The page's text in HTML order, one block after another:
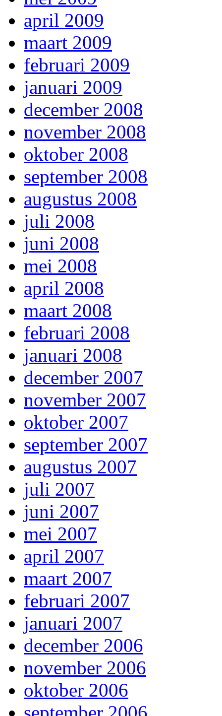
april 2009
maart 2009
februari 2009
januari 2009
december 2008
november 2008
oktober 2008
september 2008
augustus 2008
juli 2008
juni 2008
mei 2008
april 2008
maart 2008
februari 2008
januari 2008
december 2007
november 2007
oktober 2007
september 2007
augustus 2007
juli 2007
juni 2007
mei 2007
april 2007
maart 2007
februari 2007
januari 2007
december 2006
november 2006
oktober 2006